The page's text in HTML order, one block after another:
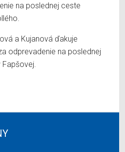
na poslednej ceste
a Kujanová ďakuje
odprevadenie na poslednej